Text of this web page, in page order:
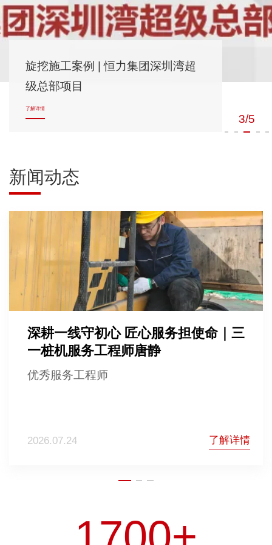
旋挖施工案例 | 恒力集团深圳湾超
级总部项目
了解详情
3/5
新闻动态
深耕一线守初心 匠心服务担使命｜三
一桩机服务工程师唐静
优秀服务工程师
2026.07.24 了解详情